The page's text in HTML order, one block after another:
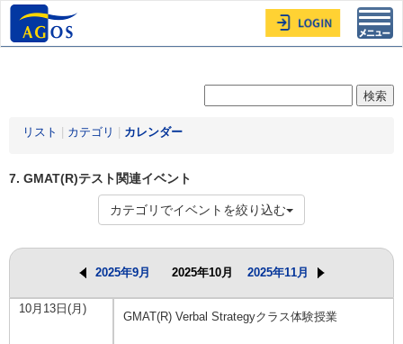
リスト カテゴリ カレンダー
7. GMAT(R)テスト関連イベント
カテゴリでイベントを絞り込む
2025年9月 2025年10月 2025年11月
10月13日(月)
GMAT(R) Verbal Strategyクラス体験授業